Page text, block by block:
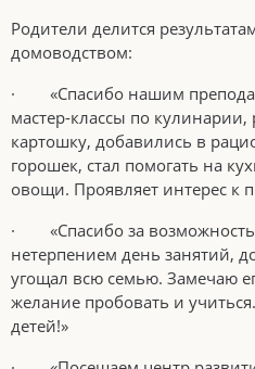
Родители делится
домоводством:
· «Спасибо нашим
мастер-классы по кулинарии,
картошку, добавились в
горошек, стал помогать на
овощи. Проявляет интерес к
· «Спасибо за возможность
нетерпением день занятий,
угощал всю семью. Замечаю
желание пробовать и
детей!»